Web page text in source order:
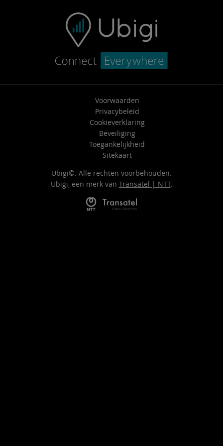
Voorwaarden
Privacybeleid
Cookieverklaring
Beveiliging
Toegankelijkheid
Sitekaart
Ubigi©. Alle rechten voorbehouden.
Ubigi, een merk van Transatel | NTT.